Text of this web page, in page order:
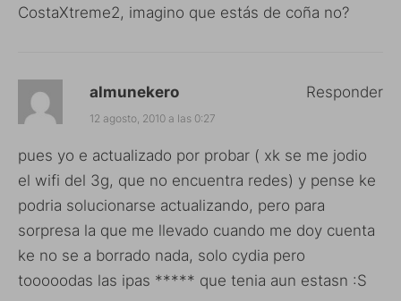
CostaXtreme2, imagino que estás de coña no?
almunekero
12 agosto, 2010 a las 0:27
pues yo e actualizado por probar ( xk se me jodio
el wifi del 3g, que no encuentra redes) y pense ke
podria solucionarse actualizando, pero para
sorpresa la que me llevado cuando me doy cuenta
ke no se a borrado nada, solo cydia pero
tooooodas las ipas ***** que tenia aun estasn :S
Responder